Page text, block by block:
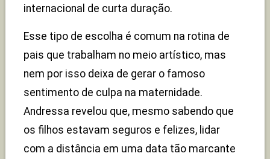
internacional de curta duração.
Esse tipo de escolha é comum na rotina de
pais que trabalham no meio artístico, mas
nem por isso deixa de gerar o famoso
sentimento de culpa na maternidade.
Andressa revelou que, mesmo sabendo que
os filhos estavam seguros e felizes, lidar
com a distância em uma data tão marcante